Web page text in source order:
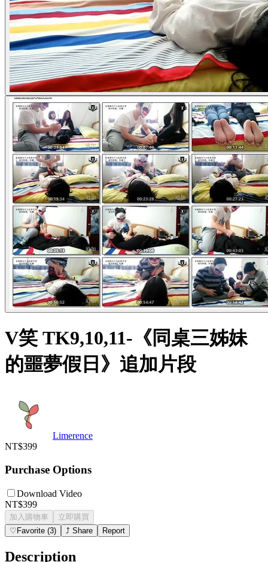
V笑 TK9,10,11-《同桌三姊妹
的噩夢假日》追加片段
Limerence
NT$399
Purchase Options
Download Video
NT$399
加入購物車
立即購買
♡ Favorite (3) ⤴ Share Report
Description